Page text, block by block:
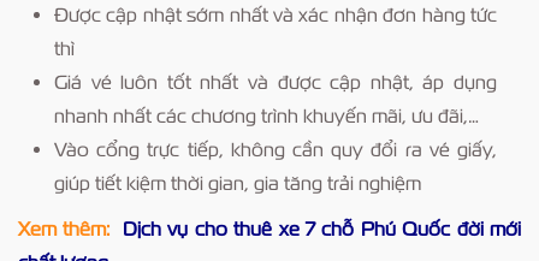
Được cập nhật sớm nhất và xác nhận đơn hàng tức
thì
Giá vé luôn tốt nhất và được cập nhật, áp dụng
nhanh nhất các chương trình khuyến mãi, ưu đãi,…
Vào cổng trực tiếp, không cần quy đổi ra vé giấy,
giúp tiết kiệm thời gian, gia tăng trải nghiệm
Xem thêm:
Dịch vụ cho thuê xe 7 chỗ Phú Quốc đời mới